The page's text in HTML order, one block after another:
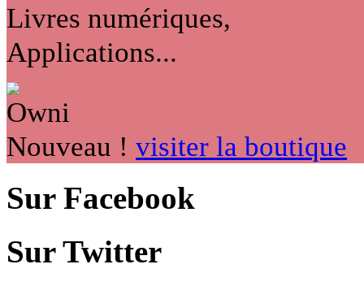
Livres numériques,
Applications...
Nouveau ! visiter la boutique
Sur Facebook
Sur Twitter